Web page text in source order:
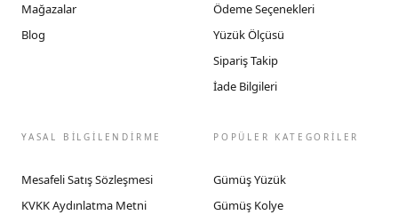
Mağazalar
Blog
Ödeme Seçenekleri
Yüzük Ölçüsü
Sipariş Takip
İade Bilgileri
YASAL BİLGİLENDİRME
Mesafeli Satış Sözleşmesi
KVKK Aydınlatma Metni
POPÜLER KATEGORİLER
Gümüş Yüzük
Gümüş Kolye